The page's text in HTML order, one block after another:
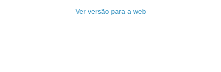
Ver versão para a web